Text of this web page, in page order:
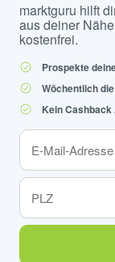
marktguru hilft
aus deiner
kostenfrei.
Prospekte
Wöchentlich
Kein